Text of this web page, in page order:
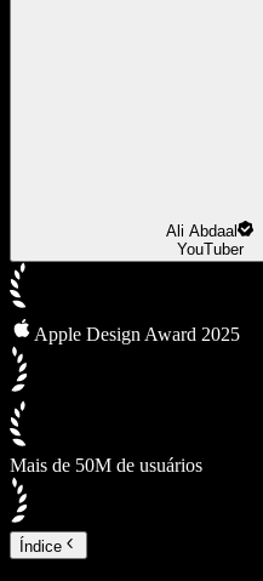
Ali Abdaal
YouTuber
Apple Design Award 2025
Mais de 50M de usuários
Índice